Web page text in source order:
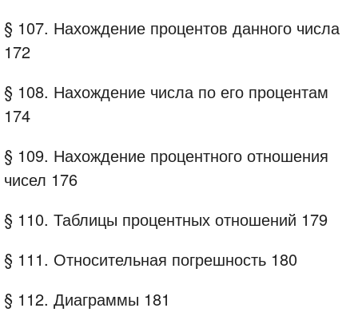
§ 107. Нахождение процентов данного числа
172
§ 108. Нахождение числа по его процентам
174
§ 109. Нахождение процентного отношения
чисел 176
§ 110. Таблицы процентных отношений 179
§ 111. Относительная погрешность 180
§ 112. Диаграммы 181